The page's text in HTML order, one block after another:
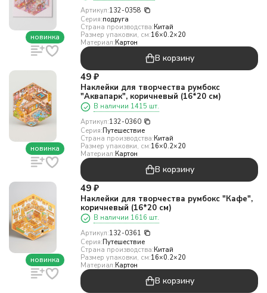
новинка
Артикул:132-0358
Серия:подруга
Страна производства:Китай
Размер упаковки, см:16×0.2×20
Материал:Картон
В корзину
новинка
49 ₽
Наклейки для творчества румбокс
"Аквапарк", коричневый (16*20 см)
В наличии 1415 шт.
Артикул:132-0360
Серия:Путешествие
Страна производства:Китай
Размер упаковки, см:16×0.2×20
Материал:Картон
В корзину
новинка
49 ₽
Наклейки для творчества румбокс "Кафе",
коричневый (16*20 см)
В наличии 1616 шт.
Артикул:132-0361
Серия:Путешествие
Страна производства:Китай
Размер упаковки, см:16×0.2×20
Материал:Картон
В корзину